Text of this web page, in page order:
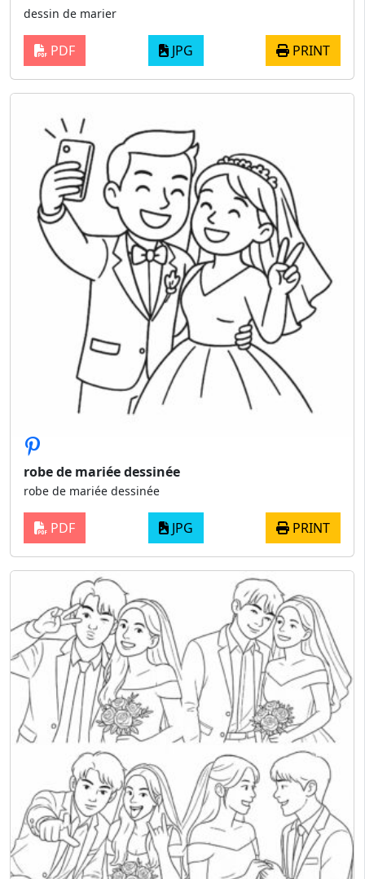
dessin de marier
PDF JPG PRINT
robe de mariée dessinée
robe de mariée dessinée
PDF JPG PRINT